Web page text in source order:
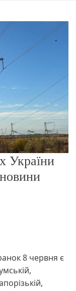
г
е
України
8 червня є